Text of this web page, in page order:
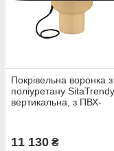
Покрівельна воронка з
поліуретану SitaTrendy
вертикальна, з ПВХ-
11 130 ₴